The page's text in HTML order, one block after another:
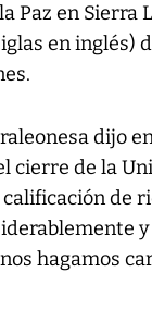
Paz en Sierra
en inglés)
dijo
cierre de la
de
hagamos